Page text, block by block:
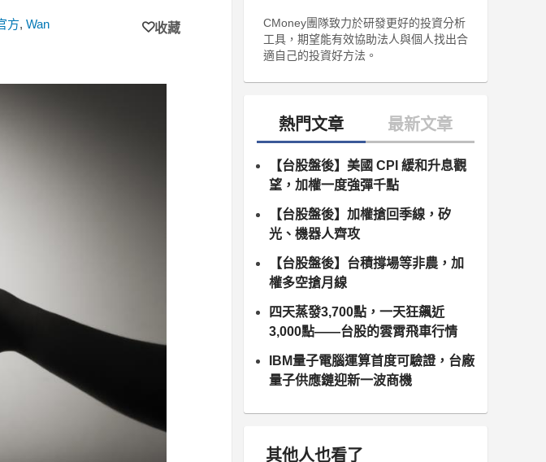
方, Wan 收藏
CMoney團隊致力於研發更好的投資分析
工具，期望能有效協助法人與個人找出合
適自己的投資好方法。
【台股盤後】美國 CPI 緩和升息觀
望，加權一度強彈千點
【台股盤後】加權搶回季線，矽
光、機器人齊攻
【台股盤後】台積撐場等非農，加
權多空搶月線
四天蒸發3,700點，一天狂飆近
3,000點——台股的雲霄飛車行情
IBM量子電腦運算首度可驗證，台廠
量子供應鏈迎新一波商機
其他人也看了